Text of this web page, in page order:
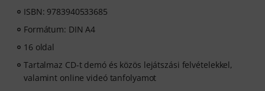
ISBN: 9783940533685
Formátum: DIN A4
16 oldal
Tartalmaz CD-t demó és közös lejátszási felvételekkel,
valamint online videó tanfolyamot